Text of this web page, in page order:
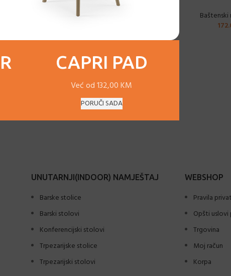
CAPRI PAD
Već od 132,00 KM
PORUČI SADA
Baštenski namještaj
UNUTARNJI(INDOOR) NAMJEŠTAJ
Barske stolice
Barski stolovi
Konferencijski stolovi
Trpezarijske stolice
Trpezarijski stolovi
WEBSHOP
Pravila
Opšti
Trgovina
Moj račun
Korpa